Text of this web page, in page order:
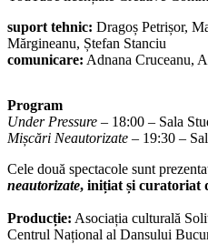
suport tehnic: Dragoș Petrișor,
Mărgineanu, Ștefan Stanciu
comunicare: Adnana Cruceanu,
Program
Under Pressure – 18:00 – Sala
Mișcări Neautorizate – 19:30 –
Cele două spectacole sunt
neautorizate, inițiat și curatoriat
Producție: Asociația culturală
Centrul Național al Dansului